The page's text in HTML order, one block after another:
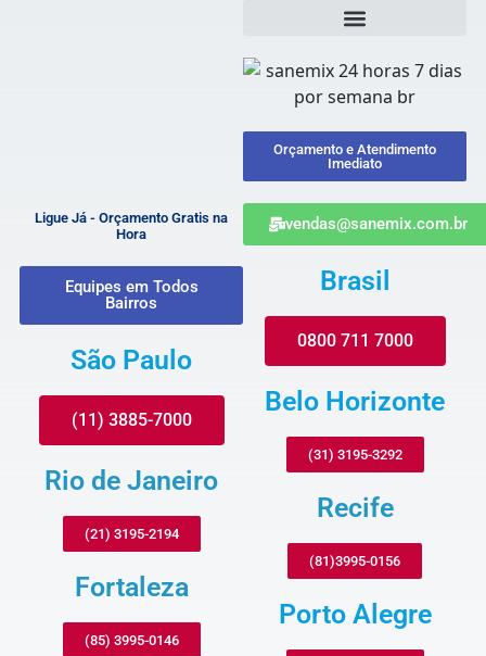
Ligue Já - Orçamento Gratis na
Hora
Equipes em Todos
Bairros
São Paulo
(11) 3885-7000
Rio de Janeiro
(21) 3195-2194
Fortaleza
(85) 3995-0146
Orçamento e Atendimento
Imediato
vendas@sanemix.com.br
Brasil
0800 711 7000
Belo Horizonte
(31) 3195-3292
Recife
(81)3995-0156
Porto Alegre